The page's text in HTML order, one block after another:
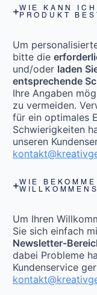
WIE KANN
PRODUKT
Um
bitte die
und/oder laden
entsprechende
Ihre Angaben
zu vermeiden.
für ein optimales
Schwierigkeiten
unseren
WIE
Um Ihren
Sie sich einfach
Newsletter-
dabei Probleme
Kundenservice